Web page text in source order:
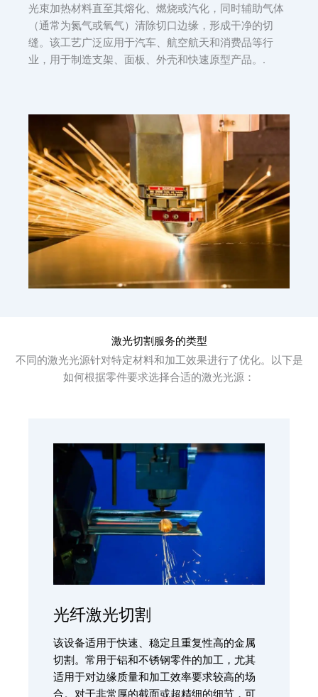
光束加热材料直至其熔化、燃烧或汽化，同时辅助气体
（通常为氮气或氧气）清除切口边缘，形成干净的切
缝。该工艺广泛应用于汽车、航空航天和消费品等行
业，用于制造支架、面板、外壳和快速原型产品。.
激光切割服务的类型
不同的激光光源针对特定材料和加工效果进行了优化。以下是
如何根据零件要求选择合适的激光光源：
光纤激光切割
该设备适用于快速、稳定且重复性高的金属
切割。常用于铝和不锈钢零件的加工，尤其
适用于对边缘质量和加工效率要求较高的场
合。对于非常厚的截面或超精细的细节，可